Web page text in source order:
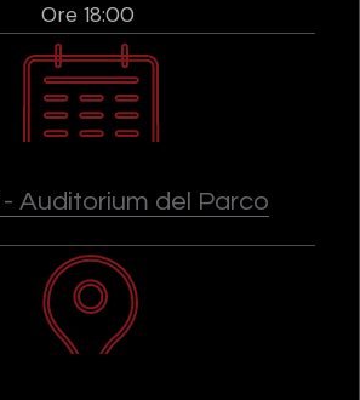
Ore 18:00
- Auditorium del Parco